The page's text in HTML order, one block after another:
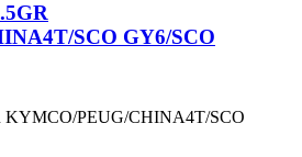
SCO GY6/SCO
KYMCO/PEUG/CHINA4T/SCO